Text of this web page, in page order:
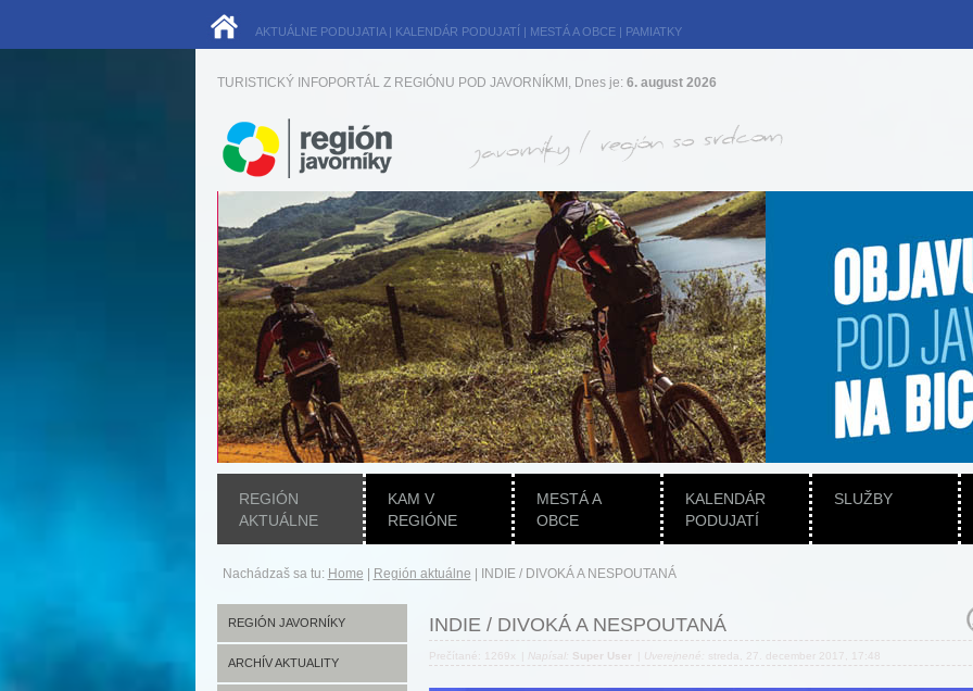
AKTUÁLNE PODUJATIA| KALENDÁR PODUJATÍ | MESTÁ A OBCE| PAMIATKY
TURISTICKÝ INFOPORTÁL Z REGIÓNU POD JAVORNÍKMI, Dnes je: 6. august 2026
REGIÓN
AKTUÁLNE
KAM V
REGIÓNE
MESTÁ A
OBCE
KALENDÁR
PODUJATÍ
SLUŽBY
Nachádzaš sa tu: Home Región aktuálne INDIE / DIVOKÁ A NESPOUTANÁ
REGIÓN JAVORNÍKY
ARCHÍV AKTUALITY
INDIE / DIVOKÁ A NESPOUTANÁ
Prečítané: 1269x Napísal: Super User Uverejnené: streda, 27. december 2017, 17:48